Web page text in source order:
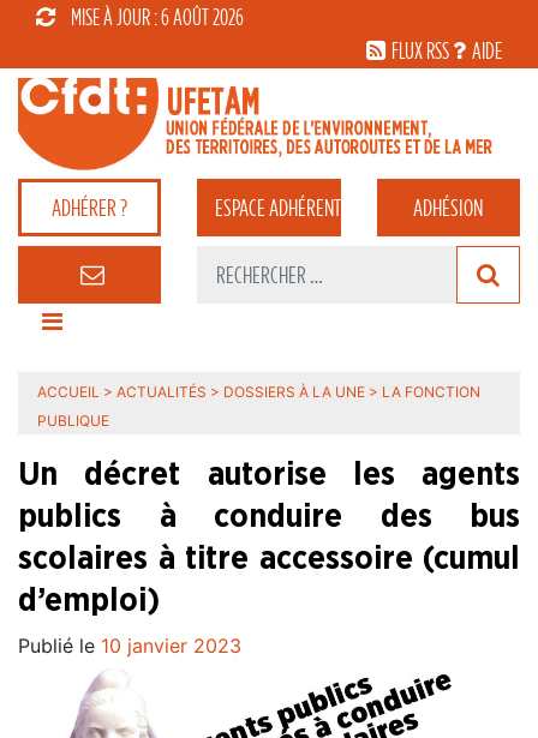
MISE À JOUR : 6 AOÛT 2026
FLUX RSS
AIDE
ADHÉRER ? ESPACEADHÉRENT ADHÉSION
ACCUEIL > ACTUALITÉS > DOSSIERS À LA UNE > LA FONCTION
PUBLIQUE
Un décret autorise les agents
publics à conduire des bus
scolaires à titre accessoire (cumul
d’emploi)
Publié le 10 janvier 2023